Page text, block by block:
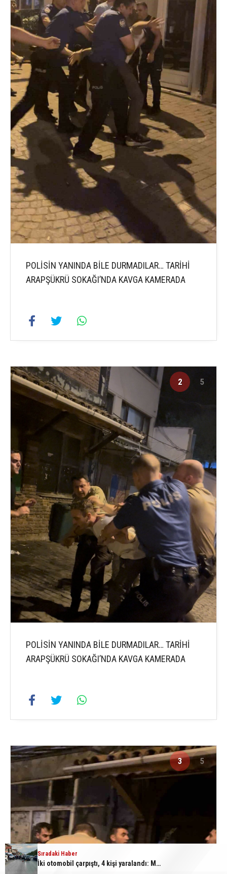
POLİSİN YANINDA BİLE DURMADILAR… TARİHİ
ARAPŞÜKRÜ SOKAĞI’NDA KAVGA KAMERADA
2 5
POLİSİN YANINDA BİLE DURMADILAR… TARİHİ
ARAPŞÜKRÜ SOKAĞI’NDA KAVGA KAMERADA
3 5
Sıradaki Haber
İki otomobil çarpıştı, 4 kişi yaralandı: Motosikletli çift kazadan kıl payı kurtuldu